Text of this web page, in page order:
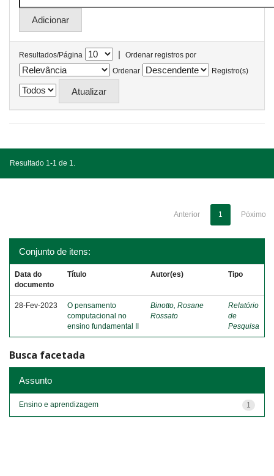
Resultados/Página |
Ordenar registros por
Ordenar
Registro(s)
Resultado 1-1 de 1.
Anterior 1 Póximo
Conjunto de itens:
Data do
documento
Título Autor(es) Tipo
28-Fev-2023
O pensamento
computacional no
ensino fundamental II
Binotto, Rosane
Rossato
Relatório
de
Pesquisa
Busca facetada
Assunto
1
Ensino e aprendizagem